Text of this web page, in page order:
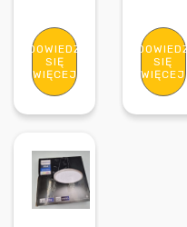
DOWIEDZ
SIĘ
WIĘCEJ
DOWIEDZ
SIĘ
WIĘCEJ